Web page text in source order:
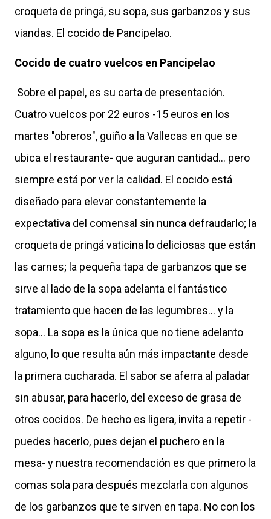
croqueta de pringá, su sopa, sus garbanzos y sus
viandas. El cocido de Pancipelao.
Cocido de cuatro vuelcos en Pancipelao
Sobre el papel, es su carta de presentación.
Cuatro vuelcos por 22 euros -15 euros en los
martes "obreros", guiño a la Vallecas en que se
ubica el restaurante- que auguran cantidad... pero
siempre está por ver la calidad. El cocido está
diseñado para elevar constantemente la
expectativa del comensal sin nunca defraudarlo; la
croqueta de pringá vaticina lo deliciosas que están
las carnes; la pequeña tapa de garbanzos que se
sirve al lado de la sopa adelanta el fantástico
tratamiento que hacen de las legumbres... y la
sopa... La sopa es la única que no tiene adelanto
alguno, lo que resulta aún más impactante desde
la primera cucharada. El sabor se aferra al paladar
sin abusar, para hacerlo, del exceso de grasa de
otros cocidos. De hecho es ligera, invita a repetir -
puedes hacerlo, pues dejan el puchero en la
mesa- y nuestra recomendación es que primero la
comas sola para después mezclarla con algunos
de los garbanzos que te sirven en tapa. No con los